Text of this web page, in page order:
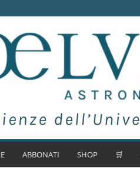
ABBONATI SHOP 🛒